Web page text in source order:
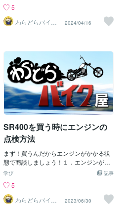
＄問い合わせに本代がうわのせされるの
で高くなります。
5
わらどらバイク
屋
2024/04/16
SR400を買う時にエンジンの
点検方法
まず！買うんだからエンジンがかかる状
態で商談しましょう！１．エンジンが冷
えてる事を確かめてエンジン点検方法を
の掛けて見る※出来ればオーナーでは無く
自分で掛けた方が良い（エンジンんを掛
けるコツが納得いくものなら良い）＃古
記事
学び
5
わらどらバイク
屋
2023/06/30